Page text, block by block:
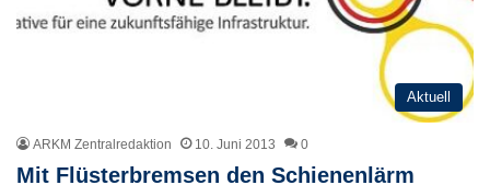
Aktuell
ARKM Zentralredaktion 10. Juni 2013 0
Mit Flüsterbremsen den Schienenlärm